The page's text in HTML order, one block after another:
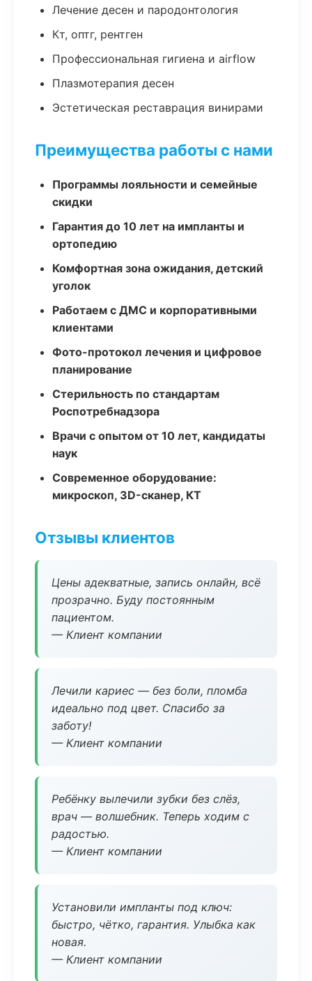
Лечение десен и пародонтология
Кт, оптг, рентген
Профессиональная гигиена и airflow
Плазмотерапия десен
Эстетическая реставрация винирами
Преимущества работы с нами
Программы лояльности и семейные
скидки
Гарантия до 10 лет на импланты и
ортопедию
Комфортная зона ожидания, детский
уголок
Работаем с ДМС и корпоративными
клиентами
Фото-протокол лечения и цифровое
планирование
Стерильность по стандартам
Роспотребнадзора
Врачи с опытом от 10 лет, кандидаты
наук
Современное оборудование:
микроскоп, 3D-сканер, КТ
Отзывы клиентов
Цены адекватные, запись онлайн, всё
прозрачно. Буду постоянным
пациентом.
— Клиент компании
Лечили кариес — без боли, пломба
идеально под цвет. Спасибо за
заботу!
— Клиент компании
Ребёнку вылечили зубки без слёз,
врач — волшебник. Теперь ходим с
радостью.
— Клиент компании
Установили импланты под ключ:
быстро, чётко, гарантия. Улыбка как
новая.
— Клиент компании